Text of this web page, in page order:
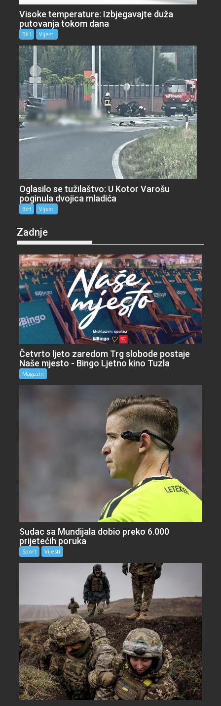
Visoke temperature: Izbjegavajte duža
putovanja tokom dana
BiH Vijesti
Oglasilo se tužilaštvo: U Kotor Varošu
poginula dvojica mladića
BiH Vijesti
Zadnje
Četvrto ljeto zaredom Trg slobode postaje
Naše mjesto - Bingo Ljetno kino Tuzla
Magazin
Sudac sa Mundijala dobio preko 6.000
prijetećih poruka
Sport Vijesti